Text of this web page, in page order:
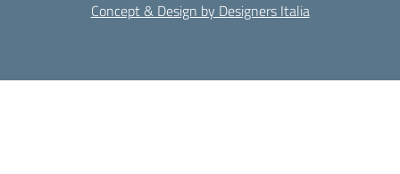
Concept & Design by Designers Italia